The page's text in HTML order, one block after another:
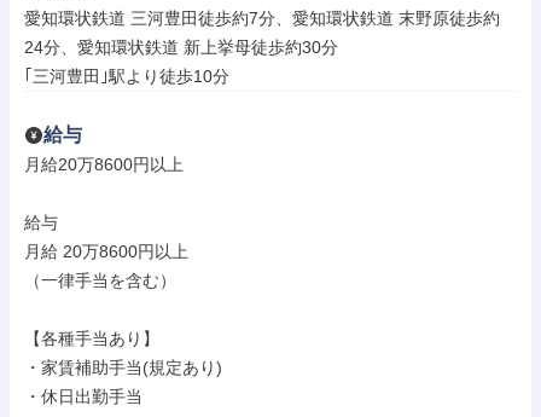
愛知環状鉄道 三河豊田徒歩約7分、愛知環状鉄道 末野原徒歩約
24分、愛知環状鉄道 新上挙母徒歩約30分
｢三河豊田｣駅より徒歩10分
給与
月給20万8600円以上
給与
月給 20万8600円以上
（一律手当を含む）
【各種手当あり】
・家賃補助手当(規定あり)
・休日出勤手当